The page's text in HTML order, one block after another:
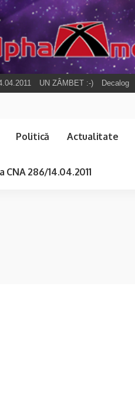
UN ZÂMBET :-) Decalog
Politică Actualitate
CNA 286/14.04.2011